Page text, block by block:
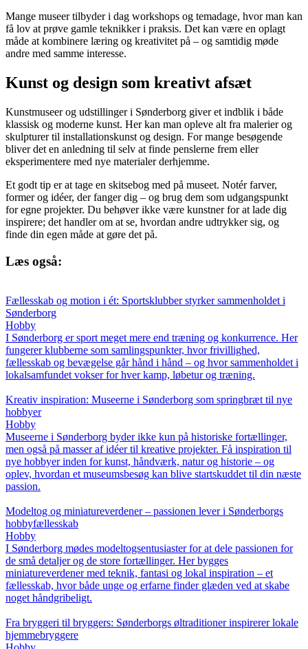
Mange museer tilbyder i dag workshops og temadage, hvor man kan
få lov at prøve gamle teknikker i praksis. Det kan være en oplagt
måde at kombinere læring og kreativitet på – og samtidig møde
andre med samme interesse.
Kunst og design som kreativt afsæt
Kunstmuseer og udstillinger i Sønderborg giver et indblik i både
klassisk og moderne kunst. Her kan man opleve alt fra malerier og
skulpturer til installationskunst og design. For mange besøgende
bliver det en anledning til selv at finde penslerne frem eller
eksperimentere med nye materialer derhjemme.
Et godt tip er at tage en skitsebog med på museet. Notér farver,
former og idéer, der fanger dig – og brug dem som udgangspunkt
for egne projekter. Du behøver ikke være kunstner for at lade dig
inspirere; det handler om at se, hvordan andre udtrykker sig, og
finde din egen måde at gøre det på.
Læs også:
Fællesskab og motion i ét: Sportsklubber styrker sammenholdet i
Sønderborg
Hobby
I Sønderborg er sport meget mere end træning og konkurrence. Her
fungerer klubberne som samlingspunkter, hvor frivillighed,
fællesskab og bevægelse går hånd i hånd – og hvor sammenholdet i
lokalsamfundet vokser for hver kamp, løbetur og træning.
Kreativ inspiration: Museerne i Sønderborg som springbræt til nye
hobbyer
Hobby
Museerne i Sønderborg byder ikke kun på historiske fortællinger,
men også på masser af idéer til kreative projekter. Få inspiration til
nye hobbyer inden for kunst, håndværk, natur og historie – og
oplev, hvordan et museumsbesøg kan blive startskuddet til din næste
passion.
Modeltog og miniatureverdener – passionen lever i Sønderborgs
hobbyfællesskab
Hobby
I Sønderborg mødes modeltogsentusiaster for at dele passionen for
de små detaljer og de store fortællinger. Her bygges
miniatureverdener med teknik, fantasi og lokal inspiration – et
fællesskab, hvor både unge og erfarne finder glæden ved at skabe
noget håndgribeligt.
Fra bryggeri til bryggers: Sønderborgs øltraditioner inspirerer lokale
hjemmebryggere